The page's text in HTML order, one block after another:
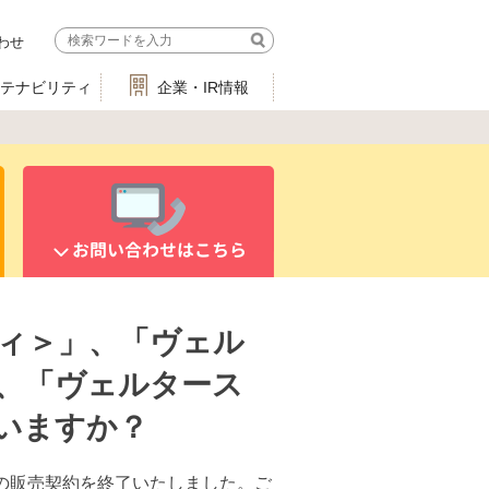
せ
ナビリティ 企業・IR情報
お問い合わせはこちら
＞」、「ヴェル
「ヴェルタース
ますか？
販売契約を終了いたしました。ご